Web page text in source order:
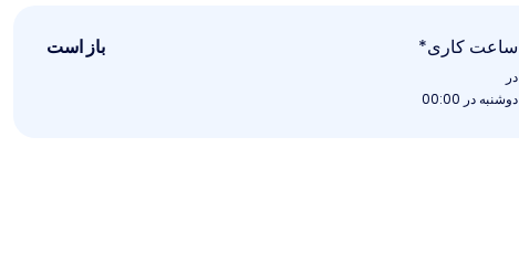
ساعت کاری* باز است
در
دوشنبه در 00:00